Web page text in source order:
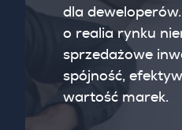
dla
o realia rynku
sprzedażowe
spójność,
wartość marek.